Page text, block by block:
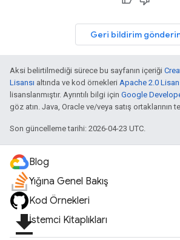
Geri bildirim
Aksi belirtilmediği sürece bu sayfanın içeriği
Lisansı altında ve kod örnekleri Apache 2.0
lisanslanmıştır. Ayrıntılı bilgi için Google
göz atın. Java, Oracle ve/veya satış ortaklarının
Son güncelleme tarihi: 2026-04-23 UTC.
Blog
Yığına Genel Bakış
Kod Örnekleri
file_downloadİstemci Kitaplıkları